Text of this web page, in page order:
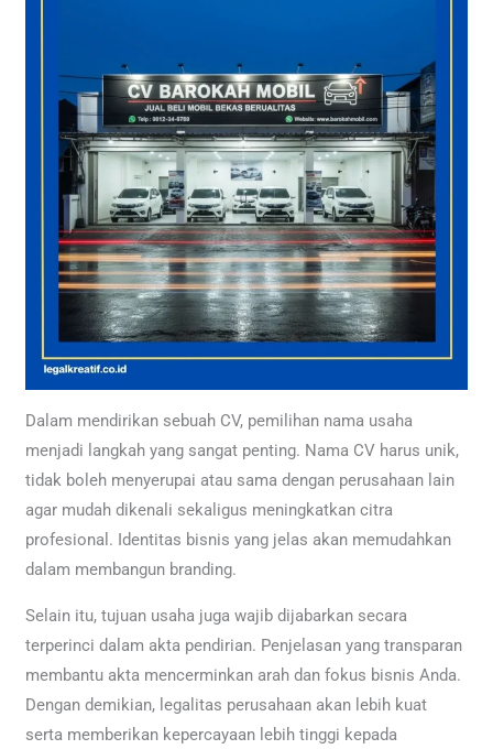
Dalam mendirikan sebuah CV, pemilihan nama usaha
menjadi langkah yang sangat penting. Nama CV harus unik,
tidak boleh menyerupai atau sama dengan perusahaan lain
agar mudah dikenali sekaligus meningkatkan citra
profesional. Identitas bisnis yang jelas akan memudahkan
dalam membangun branding.
Selain itu, tujuan usaha juga wajib dijabarkan secara
terperinci dalam akta pendirian. Penjelasan yang transparan
membantu akta mencerminkan arah dan fokus bisnis Anda.
Dengan demikian, legalitas perusahaan akan lebih kuat
serta memberikan kepercayaan lebih tinggi kepada